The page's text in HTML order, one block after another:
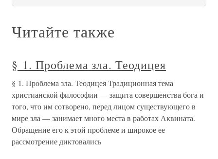
Читайте также
§ 1. Проблема зла. Теодицея
§ 1. Проблема зла. Теодицея Традиционная тема
христианской философии — защита совершенства бога и
того, что им сотворено, перед лицом существующего в
мире зла — занимает много места в работах Аквината.
Обращение его к этой проблеме и широкое ее
рассмотрение диктовались